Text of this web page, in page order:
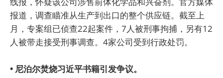
报道，调查瞄准从生产到出口的整个供应链。截至上
月，专案组已侦查22起案件，7人被刑事拘捕，另有12
人被带走接受刑事调查。4家公司受到行政处罚。
• 尼泊尔焚烧习近平书籍引发争议。